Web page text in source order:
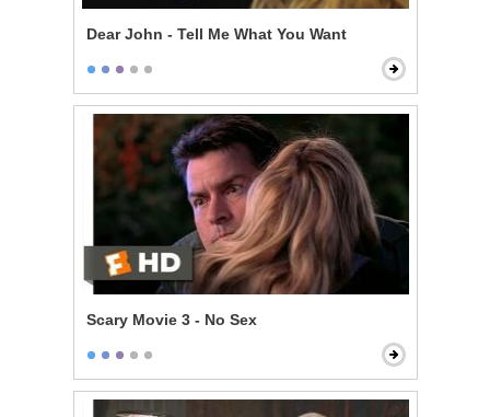
Dear John - Tell Me What You Want
Scary Movie 3 - No Sex